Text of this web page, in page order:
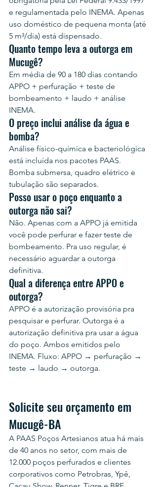
e regulamentada pelo INEMA. Apenas
uso doméstico de pequena monta (até
5 m³/dia) está dispensado.
Quanto tempo leva a outorga em
Mucugê?
Em média de 90 a 180 dias contando
APPO + perfuração + teste de
bombeamento + laudo + análise
INEMA.
O preço inclui análise da água e
bomba?
Análise físico-química e bacteriológica
está incluída nos pacotes PAAS.
Bomba submersa, quadro elétrico e
tubulação são separados.
Posso usar o poço enquanto a
outorga não sai?
Não. Apenas com a APPO já emitida
você pode perfurar e fazer teste de
bombeamento. Pra uso regular, é
necessário aguardar a outorga
definitiva.
Qual a diferença entre APPO e
outorga?
APPO é a autorização provisória pra
pesquisar e perfurar. Outorga é a
autorização definitiva pra usar a água
do poço. Ambos emitidos pelo
INEMA. Fluxo: APPO → perfuração →
teste → laudo → outorga.
Solicite seu orçamento em
Mucugê-BA
A PAAS Poços Artesianos atua há mais
de 40 anos no setor, com mais de
12.000 poços perfurados e clientes
corporativos como Petrobras, Ypê,